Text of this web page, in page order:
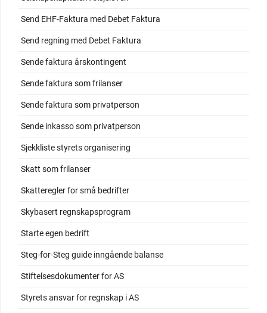
Send EHF-Faktura med Debet Faktura
Send regning med Debet Faktura
Sende faktura årskontingent
Sende faktura som frilanser
Sende faktura som privatperson
Sende inkasso som privatperson
Sjekkliste styrets organisering
Skatt som frilanser
Skatteregler for små bedrifter
Skybasert regnskapsprogram
Starte egen bedrift
Steg-for-Steg guide inngående balanse
Stiftelsesdokumenter for AS
Styrets ansvar for regnskap i AS